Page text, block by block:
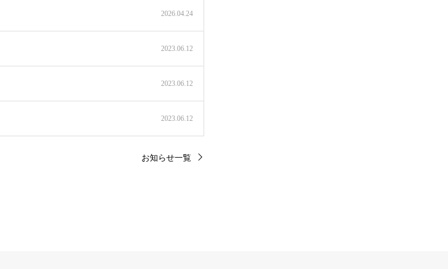
2026.04.24
2023.06.12
2023.06.12
2023.06.12
お知らせ一覧